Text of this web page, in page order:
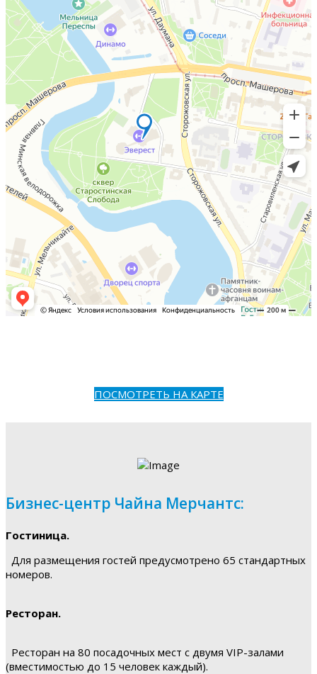
ПОСМОТРЕТЬ НА КАРТЕ
Бизнес-центр Чайна Мерчантс:
Гостиница.
Для размещения гостей предусмотрено 65 стандартных
номеров.
Ресторан.
Ресторан на 80 посадочных мест с двумя VIP-залами
(вместимостью до 15 человек каждый).